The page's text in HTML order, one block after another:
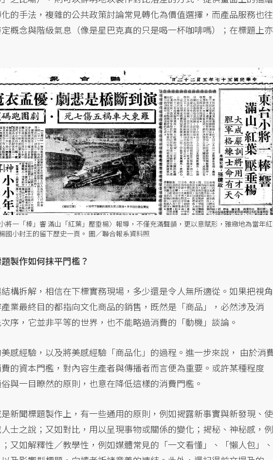
的手法，複雜的公共政策討論常見轉化為價值選擇，而產品服務也往
概念與階級氣息（像是星巴克真的只是喝一杯咖啡嗎）；在標題上亦
將一「棒」響 滿山「紅葉」壓垂楊〉報導，不僅充滿聲韻，更以意賦形，雅緻地為當年
國小封王的留下歷史一頁。 圖／聯合報系資料照
製作如何抹平門檻？
構拆解，相信在下標實務現場，多少還是令人無所適從。如果把視角
業最終目的都指向文化商品的銷售，既然是「商品」，必然涉及消
序，它並非平等的世界，也不能略過消費的「動機」談論。
感經驗，以及將美感經驗「商品化」的過程。進一步來說， 由於消
的資本門檻，對內容生產者與傳播者而言便為重要。或許某種程度
與一目瞭然的原則，也意在降低這樣的消費門檻。
新聞標題製作上，有一些通用的原則，例如揭露新事實與新發現、使
士之說；又如對比，用以呈現事物或關係的變化；揭秘、神秘感，例
又如解釋性／教學性，例如媒體常見的「一文看懂」、「懶人包」、